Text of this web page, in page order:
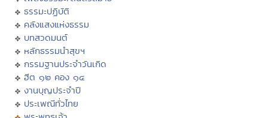
ธรรมะปฏิบัติ
คลังแสงแห่งธรรม
บทสวดมนต์
หลักธรรมนำสุขฯ
กรรมฐานประจำวันเกิด
ฮีต ๑๒ คอง ๑๔
งานบุญประจำปี
ประเพณีทั่วไทย